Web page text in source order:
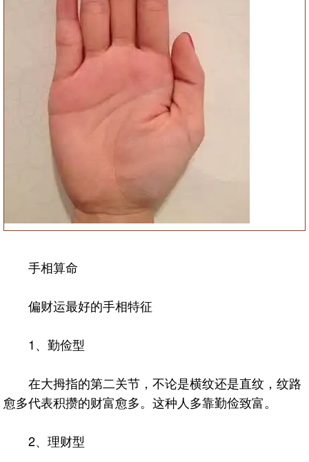
手相算命
偏财运最好的手相特征
1、勤俭型
在大拇指的第二关节，不论是横纹还是直纹，纹路
愈多代表积攒的财富愈多。这种人多靠勤俭致富。
2、理财型